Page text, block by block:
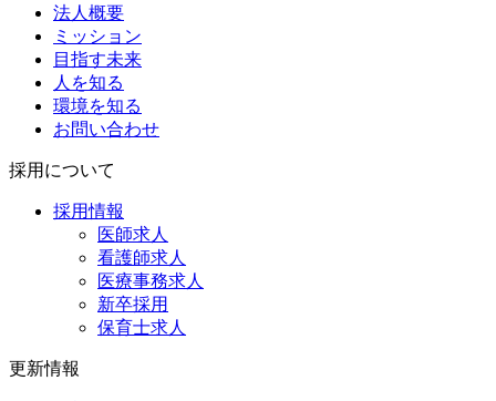
法人概要
ミッション
目指す未来
人を知る
環境を知る
お問い合わせ
採用について
採用情報
医師求人
看護師求人
医療事務求人
新卒採用
保育士求人
更新情報